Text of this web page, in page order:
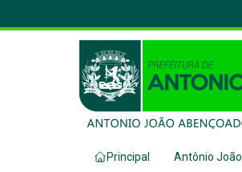
Principal Antônio João